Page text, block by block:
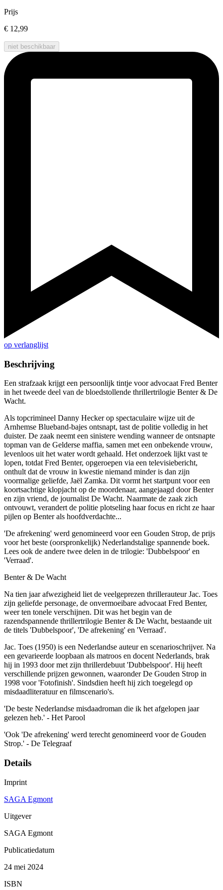
Prijs
€ 12,99
niet beschikbaar
op verlanglijst
Beschrijving
Een strafzaak krijgt een persoonlijk tintje voor advocaat Fred Benter
in het tweede deel van de bloedstollende thrillertrilogie Benter & De
Wacht.
Als topcrimineel Danny Hecker op spectaculaire wijze uit de
Arnhemse Blueband-bajes ontsnapt, tast de politie volledig in het
duister. De zaak neemt een sinistere wending wanneer de ontsnapte
topman van de Gelderse maffia, samen met een onbekende vrouw,
levenloos uit het water wordt gehaald. Het onderzoek lijkt vast te
lopen, totdat Fred Benter, opgeroepen via een televisiebericht,
onthult dat de vrouw in kwestie niemand minder is dan zijn
voormalige geliefde, Jaël Zamka. Dit vormt het startpunt voor een
koortsachtige klopjacht op de moordenaar, aangejaagd door Benter
en zijn vriend, de journalist De Wacht. Naarmate de zaak zich
ontvouwt, verandert de politie plotseling haar focus en richt ze haar
pijlen op Benter als hoofdverdachte...
'De afrekening' werd genomineerd voor een Gouden Strop, de prijs
voor het beste (oorspronkelijk) Nederlandstalige spannende boek.
Lees ook de andere twee delen in de trilogie: 'Dubbelspoor' en
'Verraad'.
Benter & De Wacht
Na tien jaar afwezigheid liet de veelgeprezen thrillerauteur Jac. Toes
zijn geliefde personage, de onvermoeibare advocaat Fred Benter,
weer ten tonele verschijnen. Dit was het begin van de
razendspannende thrillertrilogie Benter & De Wacht, bestaande uit
de titels 'Dubbelspoor', 'De afrekening' en 'Verraad'.
Jac. Toes (1950) is een Nederlandse auteur en scenarioschrijver. Na
een gevarieerde loopbaan als matroos en docent Nederlands, brak
hij in 1993 door met zijn thrillerdebuut 'Dubbelspoor'. Hij heeft
verschillende prijzen gewonnen, waaronder De Gouden Strop in
1998 voor 'Fotofinish'. Sindsdien heeft hij zich toegelegd op
misdaadliteratuur en filmscenario's.
'De beste Nederlandse misdaadroman die ik het afgelopen jaar
gelezen heb.' - Het Parool
'Ook 'De afrekening' werd terecht genomineerd voor de Gouden
Strop.' - De Telegraaf
Details
Imprint
SAGA Egmont
Uitgever
SAGA Egmont
Publicatiedatum
24 mei 2024
ISBN